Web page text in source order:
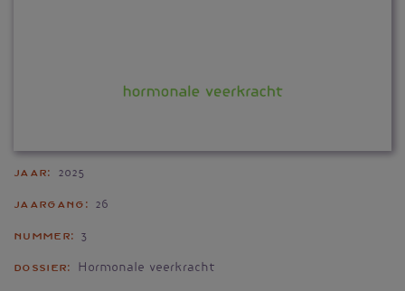
Jaar 2025
Jaargang 26
Nummer 3
Dossier Hormonale veerkracht